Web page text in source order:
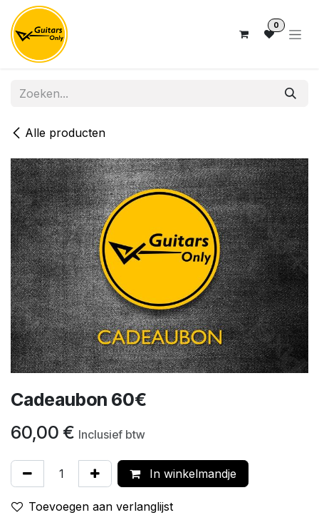
Overslaan naar inhoud
0
Alle producten
Cadeaubon 60€
60,00 € Inclusief btw
In winkelmandje
Toevoegen aan verlanglijst